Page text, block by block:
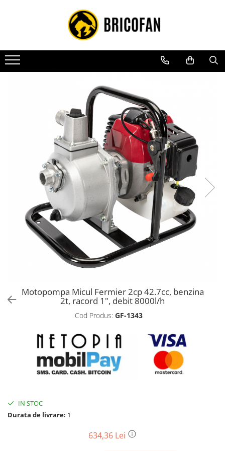
Toate Produsele
Vehicule electrice
Atv
Masini electrice
Piese de schimb vehicule electrice
Scutere electrice
Scutere pe benzina
Tricicluri cargo fara permis
Tricicluri persoane
Trotinete electrice
Biciclete, trotinete, triciclete
Biciclete electrice
Motoburghie si accesorii
Accesorii motoburghie
Drujbe, fierastraie electrice
Drujbe pe benzina
Drujbe cu acumulator
Drujbe electrice
Unelte electrice busteni
Motopompa Micul Fermier 2cp 42.7cc, benzina
2t, racord 1", debit 8000l/h
Cod Produs: GF-1343
IN STOC
Durata de livrare: 1
634,36 Lei